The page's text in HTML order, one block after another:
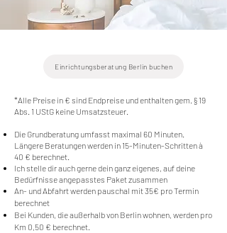
Einrichtungsberatung Berlin buchen
*Alle Preise in € sind Endpreise und enthalten gem. § 19
Abs. 1 UStG keine Umsatzsteuer.
Die Grundberatung umfasst maximal 60 Minuten.
Längere Beratungen werden in 15-Minuten-Schritten à
40 € berechnet.
Ich stelle dir auch gerne dein ganz eigenes, auf deine
Bedürfnisse angepasstes Paket zusammen
An- und Abfahrt werden pauschal mit 35€ pro Termin
berechnet
Bei Kunden, die außerhalb von Berlin wohnen, werden pro
Km 0,50 € berechnet.